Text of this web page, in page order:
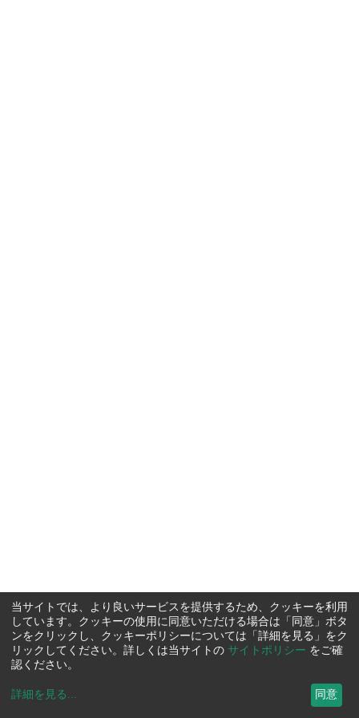
当サイトでは、より良いサービスを提供するため、クッキーを利用
しています。クッキーの使用に同意いただける場合は「同意」ボタ
ンをクリックし、クッキーポリシーについては「詳細を見る」をク
リックしてください。詳しくは当サイトの サイトポリシー をご確
認ください。
詳細を見る ... 同意